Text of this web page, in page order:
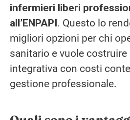
infermieri liberi
all’ENPAPI. Questo lo
migliori opzioni per chi
sanitario e vuole
integrativa con costi
gestione professionale.